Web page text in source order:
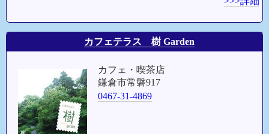
カフェテラス 樹 Garden
カフェ・喫茶店
鎌倉市常磐917
0467-31-4869